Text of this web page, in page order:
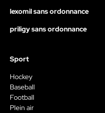
lexomil sans ordonnance
priligy sans ordonnance
Sport
Hockey
Baseball
Football
Plein air